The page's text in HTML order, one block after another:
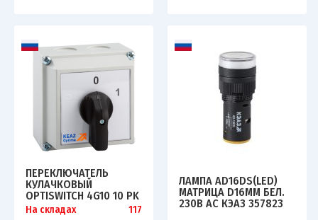
ПЕРЕКЛЮЧАТЕЛЬ
КУЛАЧКОВЫЙ
OPTISWITCH 4G10 10 PK
R014 КЭАЗ 138262
На складах 117
ЛАМПА AD16DS(LED)
МАТРИЦА D16ММ БЕЛ.
230В AC КЭАЗ 357823